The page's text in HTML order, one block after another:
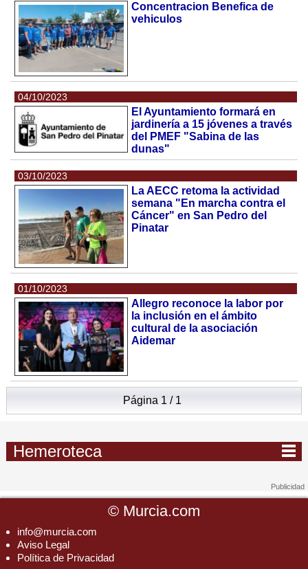
Concentracion Benefica de
vehiculos
04/10/2023
El Ayuntamiento formará en
jardinería a 15 jóvenes a través
del PMEF "Sabina de las
dunas"
03/10/2023
La AECC retoma la actividad
semana "En marcha contra el
Cáncer" en San Pedro del
Pinatar
01/10/2023
Allegro reconoce la labor por
la inclusión en el ámbito
cultural de la asociación
Aidemar
Página 1 / 1
Hemeroteca
© Murcia.com
info@murcia.com
Aviso Legal
Política de Privacidad